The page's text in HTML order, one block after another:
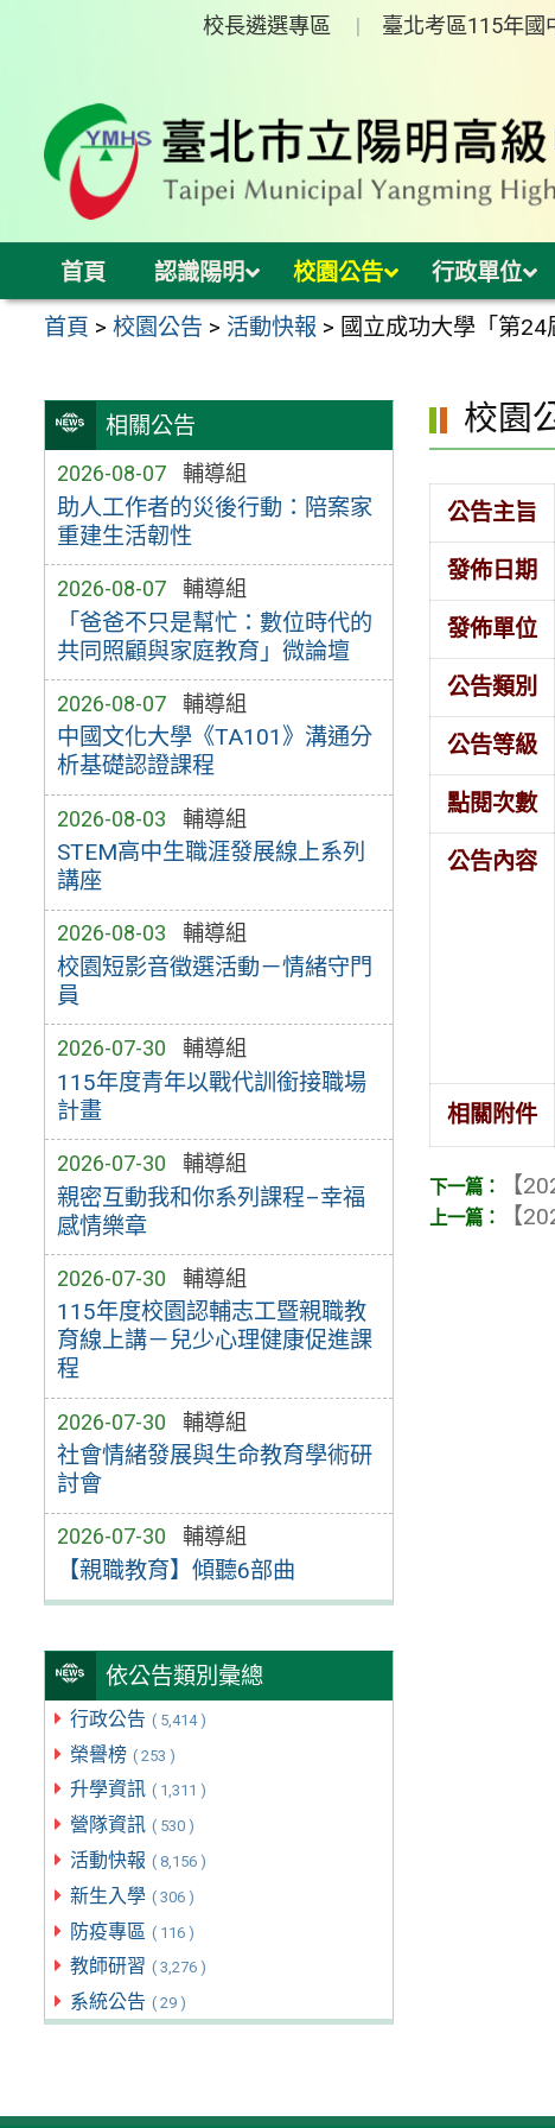
校長遴選專區 臺北考區115年國
首頁 認識陽明 校園公告 行政單位
首頁 >校園公告 > 活動快報 > 國立成功大學「第
相關公告
2026-08-07 輔導組
助人工作者的災後行動：陪案家
重建生活韌性
2026-08-07 輔導組
「爸爸不只是幫忙：數位時代的
共同照顧與家庭教育」微論壇
2026-08-07 輔導組
中國文化大學《TA101》溝通分
析基礎認證課程
2026-08-03 輔導組
STEM高中生職涯發展線上系列
講座
2026-08-03 輔導組
校園短影音徵選活動－情緒守門
員
2026-07-30 輔導組
115年度青年以戰代訓銜接職場
計畫
2026-07-30 輔導組
親密互動我和你系列課程–幸福
感情樂章
2026-07-30 輔導組
115年度校園認輔志工暨親職教
育線上講－兒少心理健康促進課
程
2026-07-30 輔導組
社會情緒發展與生命教育學術研
討會
2026-07-30 輔導組
【親職教育】傾聽6部曲
依公告類別彙總
行政公告 ( 5,414 )
榮譽榜 ( 253 )
升學資訊 ( 1,311 )
營隊資訊 ( 530 )
活動快報 ( 8,156 )
新生入學 ( 306 )
防疫專區 ( 116 )
教師研習 ( 3,276 )
系統公告 ( 29 )
校園
公告主旨
發佈日期
發佈單位
公告類別
公告等級
點閱次數
公告內容
相關附件
【
【